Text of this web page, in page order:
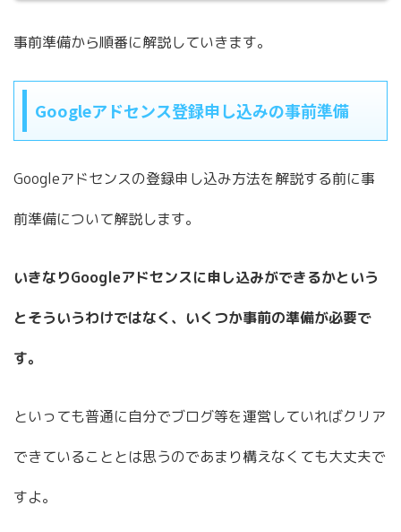
事前準備から順番に解説していきます。
Googleアドセンス登録申し込みの事前準備
Googleアドセンスの登録申し込み方法を解説する前に事
前準備について解説します。
いきなりGoogleアドセンスに申し込みができるかという
とそういうわけではなく、いくつか事前の準備が必要で
す。
といっても普通に自分でブログ等を運営していればクリア
できていることとは思うのであまり構えなくても大丈夫で
すよ。